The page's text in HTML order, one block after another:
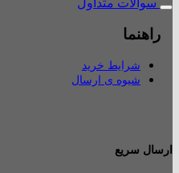
راهنما
شرایط خرید
شیوه ی ارسال
ارسال سریع